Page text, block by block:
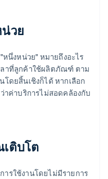
วย
นึ่งหน่วย" หมายถึงอะไร
าที่ลูกค้าใช้ผลิตภัณฑ์ ตาม
ดยสิ้นเชิงก็ได้ หากเลือก
าค่าบริการไม่สอดคล้องกับ
ติบโต
รใช้งานโดยไม่มีรายการ